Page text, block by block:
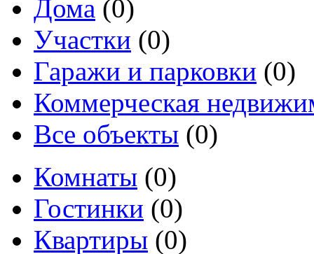
Дома (0)
Участки (0)
Гаражи и парковки (0)
Коммерческая
Все объекты (0)
Комнаты (0)
Гостинки (0)
Квартиры (0)